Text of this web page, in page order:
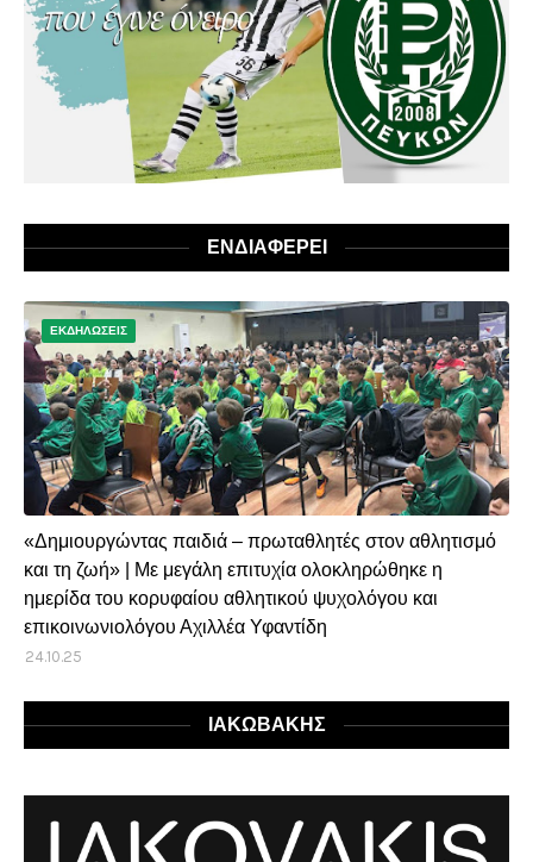
ΕΝΔΙΑΦΕΡΕΙ
ΕΚΔΗΛΩΣΕΙΣ
«Δημιουργώντας παιδιά – πρωταθλητές στον αθλητισμό
και τη ζωή» | Με μεγάλη επιτυχία ολοκληρώθηκε η
ημερίδα του κορυφαίου αθλητικού ψυχολόγου και
επικοινωνιολόγου Αχιλλέα Υφαντίδη
24.10.25
ΙΑΚΩΒΑΚΗΣ